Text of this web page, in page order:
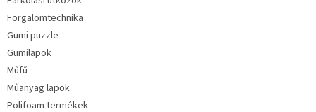
Forgalomtechnika
Gumi puzzle
Gumilapok
Műfű
Műanyag lapok
Polifoam termékek